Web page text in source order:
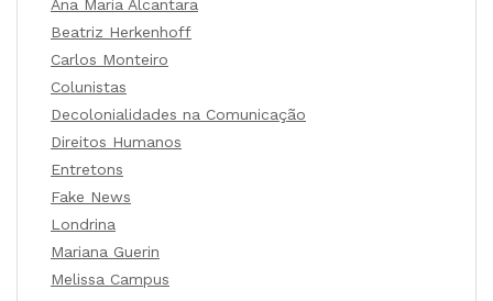
Ana Maria Alcantara
Beatriz Herkenhoff
Carlos Monteiro
Colunistas
Decolonialidades na Comunicação
Direitos Humanos
Entretons
Fake News
Londrina
Mariana Guerin
Melissa Campus